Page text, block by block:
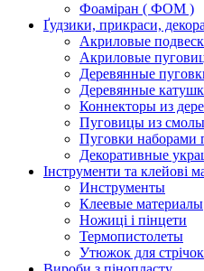
Фоаміран ( ФОМ )
Ґудзики, прикраси,
Акриловые
Акриловые
Деревянные
Деревянные
Коннекторы из
Пуговицы из смолы
Пуговки наборами
Декоративные
Інструменти та клейові
Инструменты
Клеевые материалы
Ножиці і пінцети
Термопистолеты
Утюжок для стрічок